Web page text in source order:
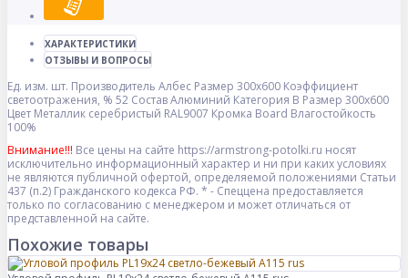
ХАРАКТЕРИСТИКИ
ОТЗЫВЫ И ВОПРОСЫ
Ед. изм. шт. Производитель Албес Размер 300x600 Коэффициент
светоотражения, % 52 СоставАлюминий Категория B Размер 300x600
Цвет Металлик серебристый RAL9007 Кромка Board Влагостойкость
100%
Внимание!!! Все цены на сайте https://armstrong-potolki.ru носят
исключительно информационный характер и ни при каких условиях
не являются публичной офертой, определяемой положениями Статьи
437 (п.2) Гражданского кодекса РФ. * - Спеццена предоставляется
только по согласованию с менеджером и может отличаться от
представленной на сайте.
Похожие товары